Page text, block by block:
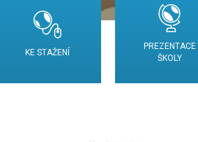
KE STAŽENÍ
PREZENTACE
ŠKOLY